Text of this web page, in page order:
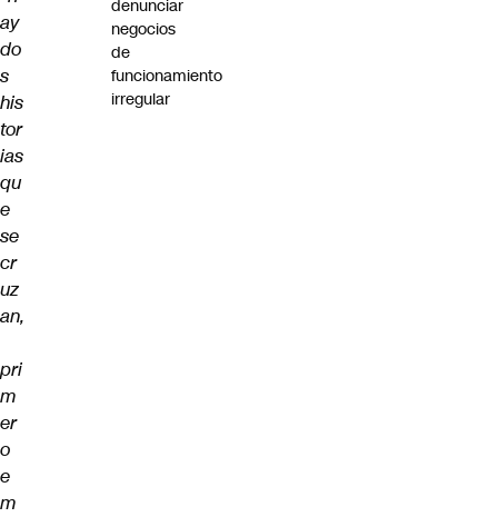
ay
do
s
his
tor
ias
qu
e
se
cr
uz
an,
pri
m
er
o
e
m
denunciar
negocios
de
funcionamiento
irregular